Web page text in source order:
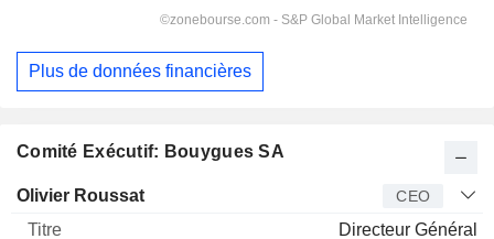
Comité Exécutif: Bouygues SA
Dirigeant Titre Age
Olivier Roussat CEO
Directeur Général
Plus de données financières